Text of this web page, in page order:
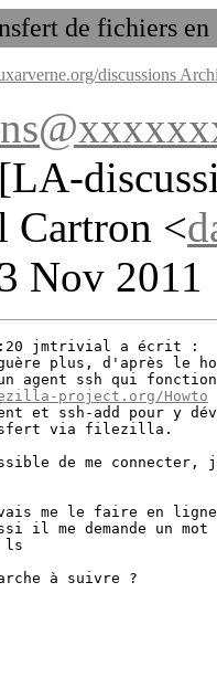
de fichiers en
discussions
Cartron <
Nov
jmtrivial a écrit :
plus, d'après le
agent ssh qui
project.org/Howto
et ssh-add pour y
via filezilla.
de me
me le faire en ligne
il me demande un
ls
à suivre ?